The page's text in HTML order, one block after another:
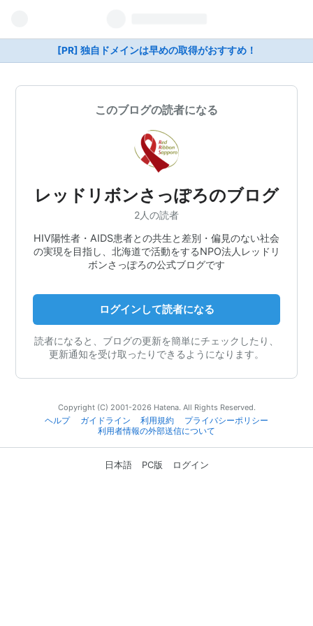
[PR] 独自ドメインは早めの取得がおすすめ！
このブログの読者になる
レッドリボンさっぽろのブログ
2人の読者
HIV陽性者・AIDS患者との共生と差別・偏見のない社会
の実現を目指し、北海道で活動をするNPO法人レッドリ
ボンさっぽろの公式ブログです
ログインして読者になる
読者になると、ブログの更新を簡単にチェックしたり、
更新通知を受け取ったりできるようになります。
Copyright (C) 2001-2026 Hatena. All Rights Reserved.
ヘルプ
ガイドライン 利用規約
プライバシーポリシー
利用者情報の外部送信について
日本語 PC版 ログイン